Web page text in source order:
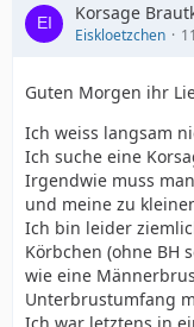
Korsage
Eiskloetzchen
Guten Morgen ihr
Ich weiss langsam
Ich suche eine
Irgendwie muss
und meine zu
Ich bin leider
Körbchen (ohne BH
wie eine
Unterbrustumfang